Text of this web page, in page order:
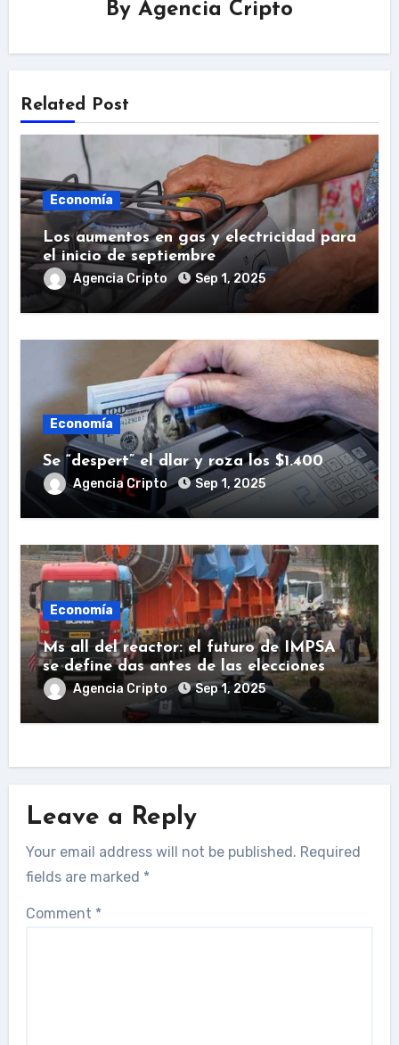
By Agencia Cripto
Related Post
Economía
Los aumentos en gas y electricidad para
el inicio de septiembre
Agencia Cripto Sep 1, 2025
Economía
Se “despert” el dlar y roza los $1.400
Agencia Cripto Sep 1, 2025
Economía
Ms all del reactor: el futuro de IMPSA
se define das antes de las elecciones
Agencia Cripto Sep 1, 2025
Leave a Reply
Your email address will not be published. Required
fields are marked *
Comment *